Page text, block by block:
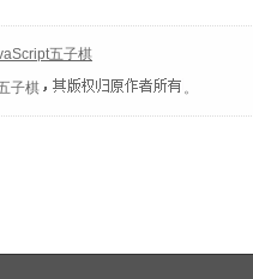
五子棋
子棋 。